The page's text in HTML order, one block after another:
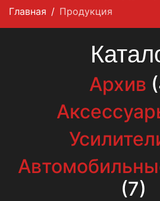
Главная Продукция
Архив
(7)